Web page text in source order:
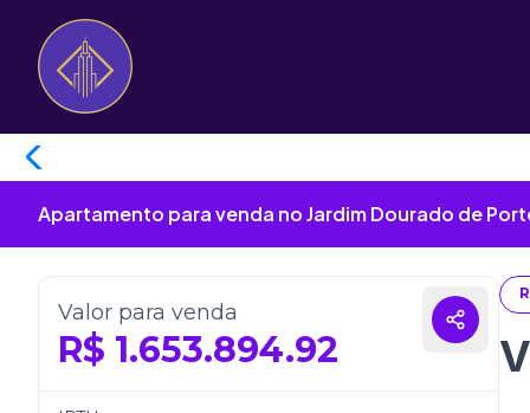
Apartamento para venda no Jardim Dourado de
Valor para venda
R$ 1.653.894.92